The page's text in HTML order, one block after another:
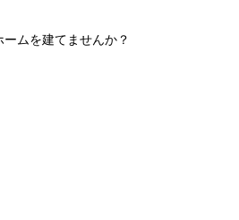
ムを建てませんか？